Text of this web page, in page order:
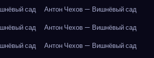
сад
Антон Чехов — Вишнёвый сад
сад
Антон Чехов — Вишнёвый сад
сад
Антон Чехов — Вишнёвый сад